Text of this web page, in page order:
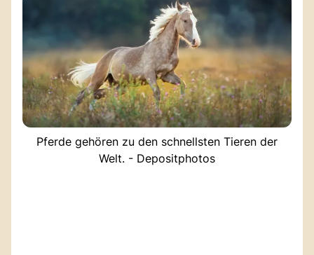
Pferde gehören zu den schnellsten Tieren der
Welt. - Depositphotos